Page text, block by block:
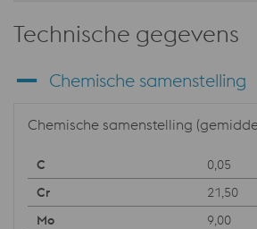
Technische gegevens
Chemische samenstelling
Chemische samenstelling
0,05
21,50
9,00